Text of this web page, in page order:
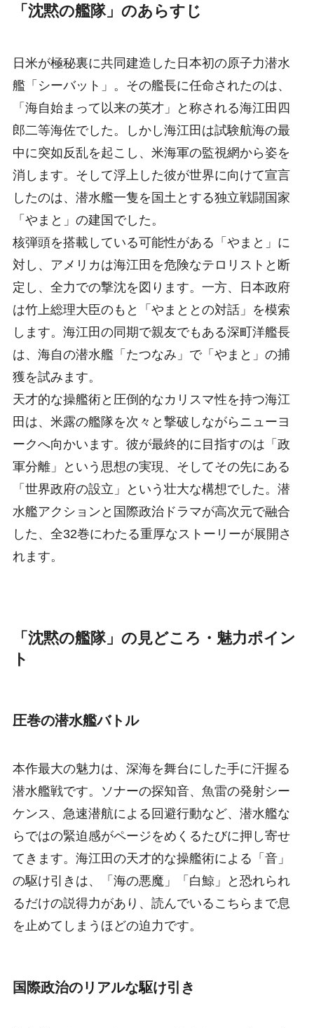
「沈黙の艦隊」のあらすじ
日米が極秘裏に共同建造した日本初の原子力潜水
艦「シーバット」。その艦長に任命されたのは、
「海自始まって以来の英才」と称される海江田四
郎二等海佐でした。しかし海江田は試験航海の最
中に突如反乱を起こし、米海軍の監視網から姿を
消します。そして浮上した彼が世界に向けて宣言
したのは、潜水艦一隻を国土とする独立戦闘国家
「やまと」の建国でした。
核弾頭を搭載している可能性がある「やまと」に
対し、アメリカは海江田を危険なテロリストと断
定し、全力での撃沈を図ります。一方、日本政府
は竹上総理大臣のもと「やまととの対話」を模索
します。海江田の同期で親友でもある深町洋艦長
は、海自の潜水艦「たつなみ」で「やまと」の捕
獲を試みます。
天才的な操艦術と圧倒的なカリスマ性を持つ海江
田は、米露の艦隊を次々と撃破しながらニューヨ
ークへ向かいます。彼が最終的に目指すのは「政
軍分離」という思想の実現、そしてその先にある
「世界政府の設立」という壮大な構想でした。潜
水艦アクションと国際政治ドラマが高次元で融合
した、全32巻にわたる重厚なストーリーが展開さ
れます。
「沈黙の艦隊」の見どころ・魅力ポイン
ト
圧巻の潜水艦バトル
本作最大の魅力は、深海を舞台にした手に汗握る
潜水艦戦です。ソナーの探知音、魚雷の発射シー
ケンス、急速潜航による回避行動など、潜水艦な
らではの緊迫感がページをめくるたびに押し寄せ
てきます。海江田の天才的な操艦術による「音」
の駆け引きは、「海の悪魔」「白鯨」と恐れられ
るだけの説得力があり、読んでいるこちらまで息
を止めてしまうほどの迫力です。
国際政治のリアルな駆け引き